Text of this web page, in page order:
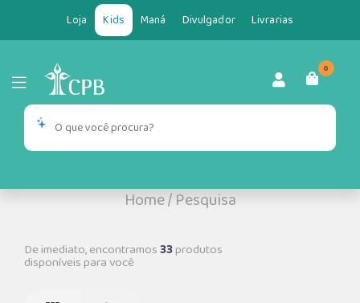
Loja Kids Maná Divulgador Livrarias
0
Home/Pesquisa
De imediato, encontramos33produtos
disponíveis para você